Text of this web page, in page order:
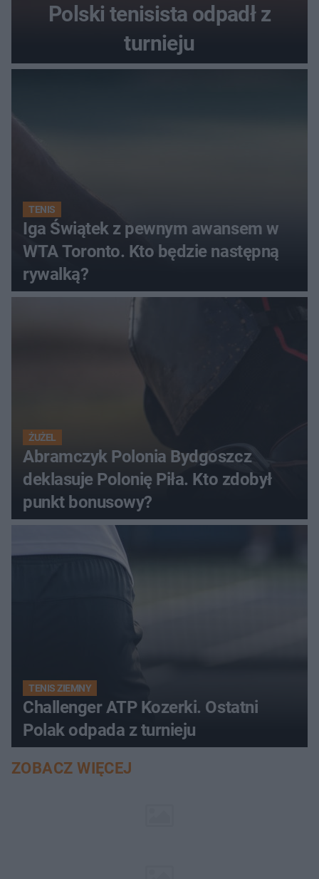
Polski tenisista odpadł z
turnieju
TENIS
Iga Świątek z pewnym awansem w
WTA Toronto. Kto będzie następną
rywalką?
ŻUŻEL
Abramczyk Polonia Bydgoszcz
deklasuje Polonię Piła. Kto zdobył
punkt bonusowy?
TENIS ZIEMNY
Challenger ATP Kozerki. Ostatni
Polak odpada z turnieju
ZOBACZ WIĘCEJ